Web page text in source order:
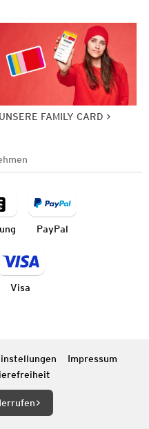
UNSERE FAMILY CARD
PayPal
Visa
Impressum